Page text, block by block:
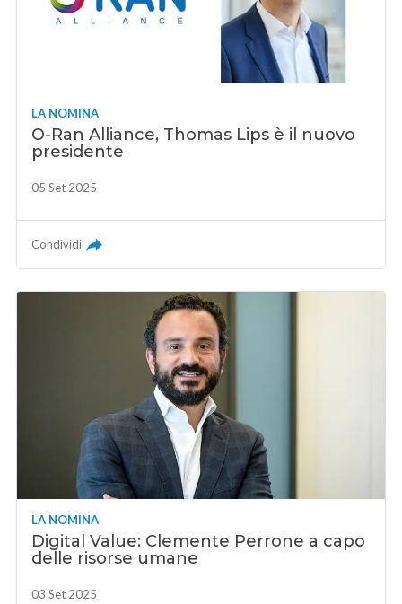
LA NOMINA
O-Ran Alliance, Thomas Lips è il nuovo
presidente
05 Set 2025
Condividi
LA NOMINA
Digital Value: Clemente Perrone a capo
delle risorse umane
03 Set 2025